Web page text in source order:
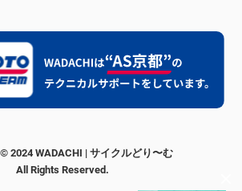
2024 WADACHI | サイクルどり〜む
All Rights Reserved.